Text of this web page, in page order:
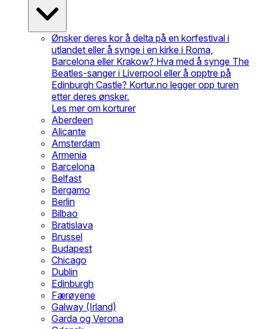
Ønsker deres kor å delta på en korfestival i
utlandet eller å synge i en kirke i Roma,
Barcelona eller Krakow? Hva med å synge The
Beatles-sanger i Liverpool eller å opptre på
Edinburgh Castle? Kortur.no legger opp turen
etter deres ønsker.
Les mer om korturer
Aberdeen
Alicante
Amsterdam
Armenia
Barcelona
Belfast
Bergamo
Berlin
Bilbao
Bratislava
Brussel
Budapest
Chicago
Dublin
Edinburgh
Færøyene
Galway (Irland)
Garda og Verona